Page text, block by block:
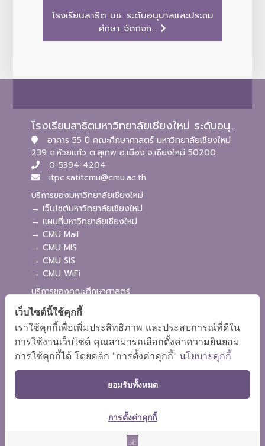
โรงเรียนสาธิต มช. ระดับอนุบาลและประถม
ศึกษา จัดกิจก...
โรงเรียนสาธิตมหาวิทยาลัยเชียงใหม่ ระดับอนุบาลและประถมศึกษา
อาคาร 55 ปี คณะศึกษาศาสตร์ มหาวิทยาลัยเชียงใหม่
239 ถ.ห้วยแก้ว ต.สุเทพ อ.เมือง จ.เชียงใหม่ 50200
0-5394-4204
itpc.satitcmu@cmu.ac.th
บริการของมหาวิทยาลัยเชียงใหม่
→ เว็บไซต์มหาวิทยาลัยเชียงใหม่
→ แผนที่มหาวิทยาลัยเชียงใหม่
→ CMU Mail
→ CMU MIS
→ CMU SIS
→ CMU WiFi
บริการของคณะศึกษาศาสตร์
→ เว็บไซต์คณะศึกษาศาสตร์
→ ระบบจัดการเว็บไซต์
→ ระบบ Admission
→ EDU MIS
→ EDU SIS
Copyright © 2018 EDU CMU All rights reserved.
เว็บไซต์นี้ใช้คุกกี้
เราใช้คุกกี้เพื่อเพิ่มประสิทธิภาพ และประสบการณ์ที่ดีใน
การใช้งานเว็บไซต์ คุณสามารถเลือกตั้งค่าความยินยอม
การใช้คุกกี้ได้ โดยคลิก "การตั้งค่าคุกกี้" นโยบายคุกกี้
ยอมรับทั้งหมด
การตั้งค่าคุกกี้